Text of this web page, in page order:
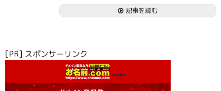
記事を読む
[PR] スポンサーリンク